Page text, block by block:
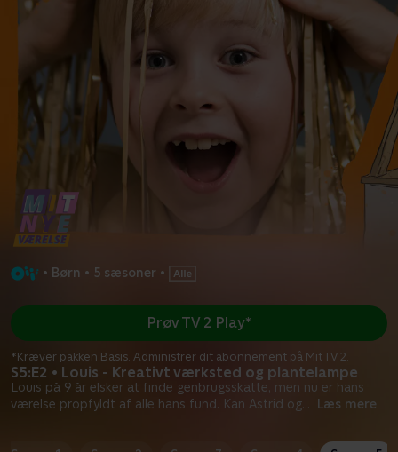
• Børn • 5 sæsoner •
S5:E2 • Louis - Kreativt værksted og plantelampe
Louis på 9 år elsker at finde genbrugsskatte, men nu er hans
værelse propfyldt af alle hans fund. Kan Astrid og... Læs mere
Prøv TV 2 Play*
*Kræver pakken Basis. Administrer dit abonnement på Mit TV 2.